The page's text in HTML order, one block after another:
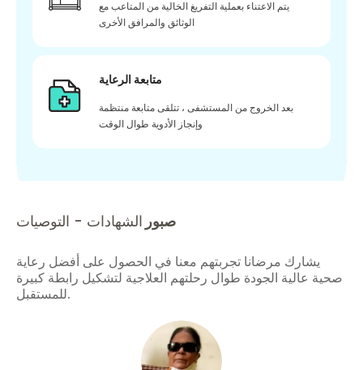
يتم الاعتناء بعملية التفريغ الخالية من المتاعب مع
الوثائق والمرافق الأخرى
متابعة الرعاية
بعد الخروج من المستشفى ، تتلقى متابعة منتظمة
وإنجاز الأدوية طوال الوقت
صبور الشهادات - التوصيات
يشارك مرضانا تجربتهم معنا في الحصول على أفضل رعاية
صحية عالية الجودة طوال رحلتهم العلاجية لتشكيل رابطة كبيرة
للمستقبل.